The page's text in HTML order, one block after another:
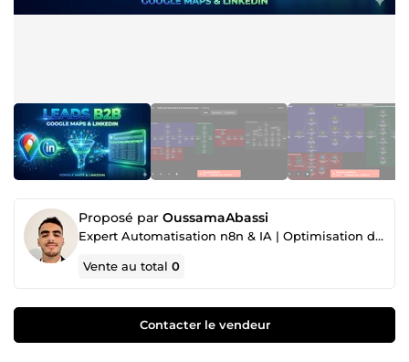
Proposé par OussamaAbassi
Expert Automatisation n8n & IA | Optimisation de Processus & Data
Vente au total0
Contacter le vendeur